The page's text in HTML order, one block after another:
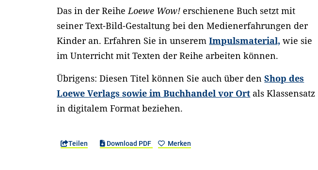
Das in der ReiheLoewe Wow! erschienene Buch setzt mit
seiner Text-Bild-Gestaltung bei den Medienerfahrungen der
Kinder an. Erfahren Sie in unseremImpulsmaterial, wie sie
im Unterricht mit Texten der Reihe arbeiten können.
Übrigens: Diesen Titel können Sie auch über denShop des
Loewe Verlags sowie im Buchhandel vor Ort als Klassensatz
in digitalem Format beziehen.
Teilen Download PDF Merken